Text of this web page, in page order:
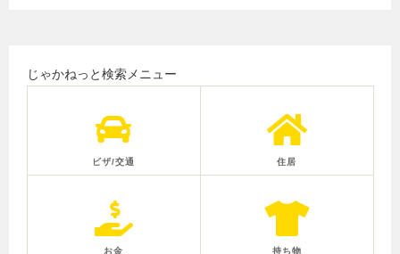
じゃかねっと検索メニュー
ビザ/交通 住居
お金 持ち物